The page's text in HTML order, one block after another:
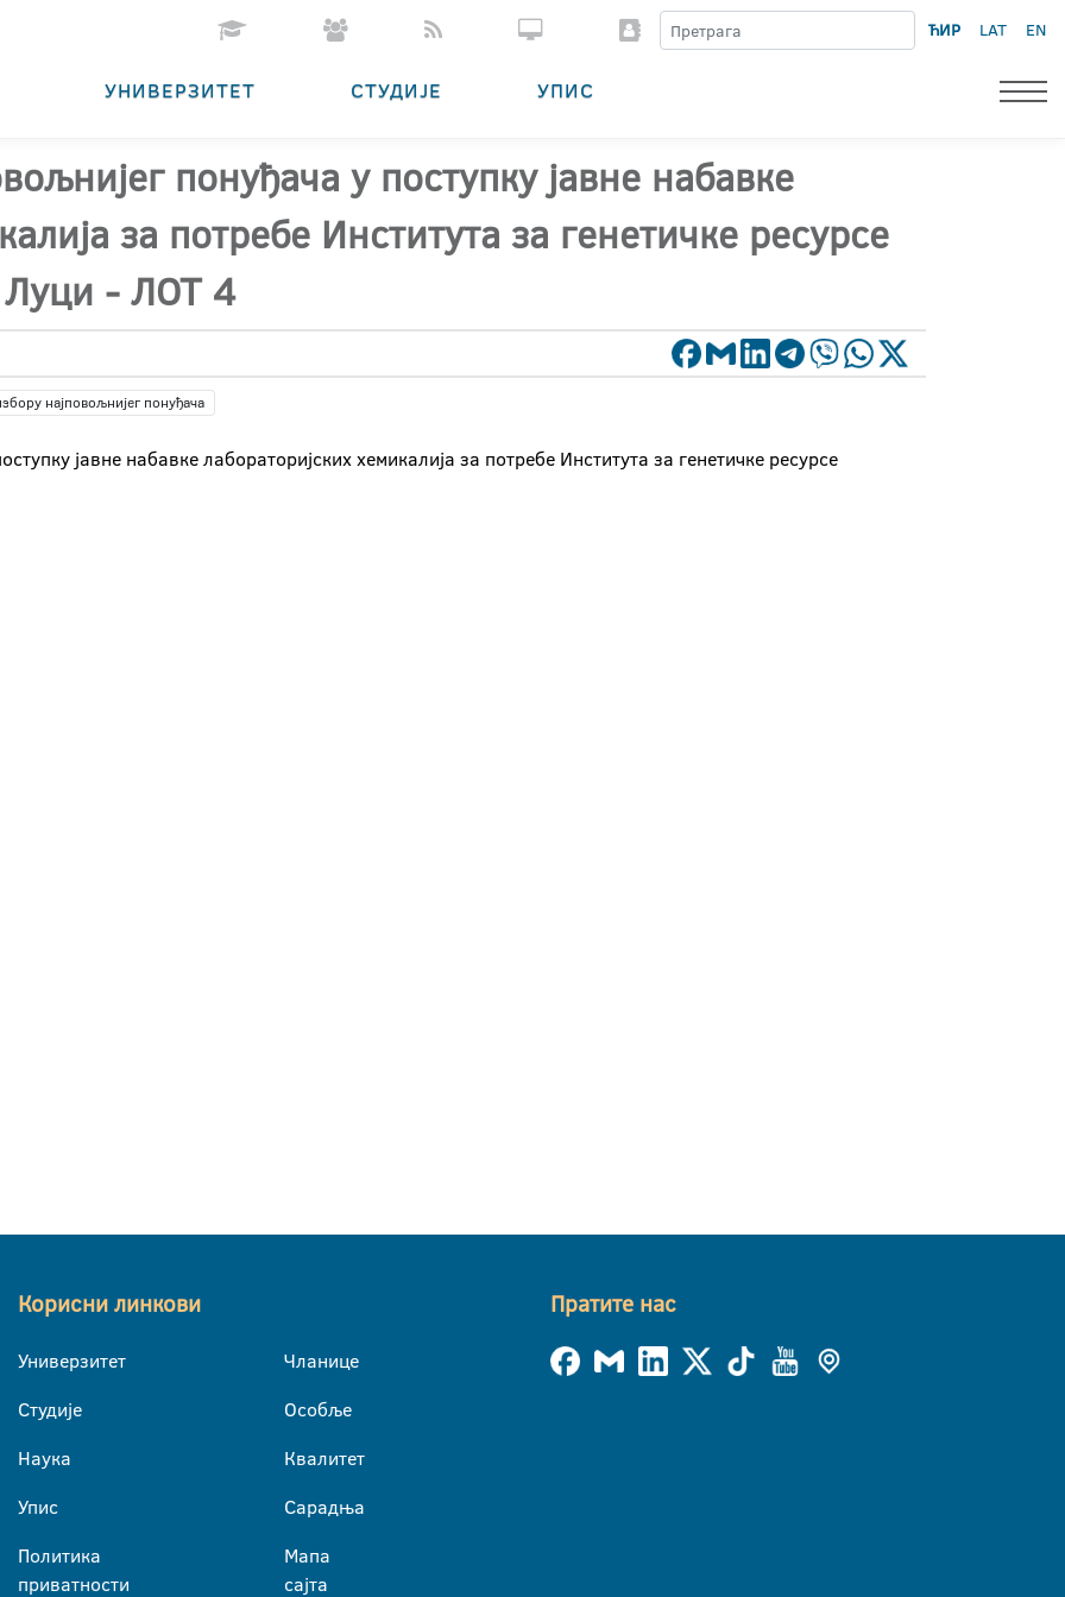
ЋИР LAT EN
УНИВЕРЗИТЕТ СТУДИЈЕ УПИС
понуђача у поступку јавне набавке
за потребе Института за генетичке ресурсе
Луци - ЛОТ 4
најповољнијег понуђача
јавне набавке лабораторијских хемикалија за потребе Института за генетичке ресурсе
Корисни линкови
Универзитет
Студије
Наука
Упис
Политика
приватности
Чланице
Особље
Квалитет
Сарадња
Мапа
сајта
Пратите нас